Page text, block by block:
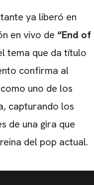
ya liberó en
en vivo de “End of
tema que da título
confirma al
uno de los
capturando los
de una gira que
del pop actual.